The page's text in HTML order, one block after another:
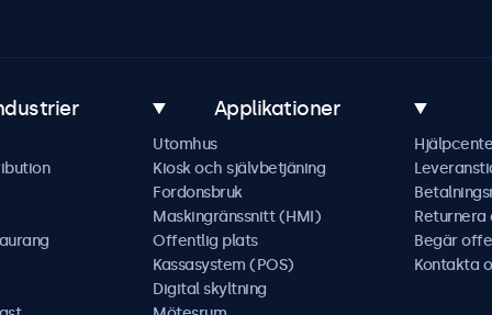
Applikationer
Utomhus
Kiosk och självbetjäning
Fordonsbruk
Maskingränssnitt (HMI)
Offentlig plats
Kassasystem (POS)
Digital skyltning
Begär
Kontakta